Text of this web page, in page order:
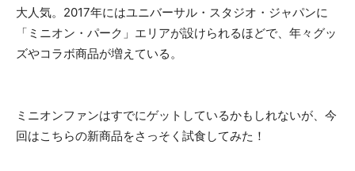
大人気。2017年にはユニバーサル・スタジオ・ジャパンに
「ミニオン・パーク」エリアが設けられるほどで、年々グッ
ズやコラボ商品が増えている。
ミニオンファンはすでにゲットしているかもしれないが、今
回はこちらの新商品をさっそく試食してみた！